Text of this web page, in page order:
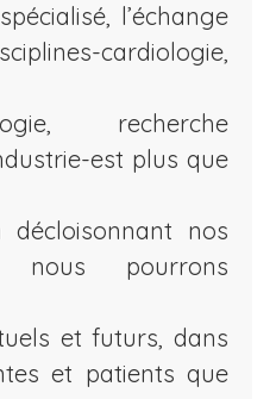
l’échange
cardiologie,
recherche
est plus que
décloisonnant nos
nous pourrons
et futurs, dans
et patients que